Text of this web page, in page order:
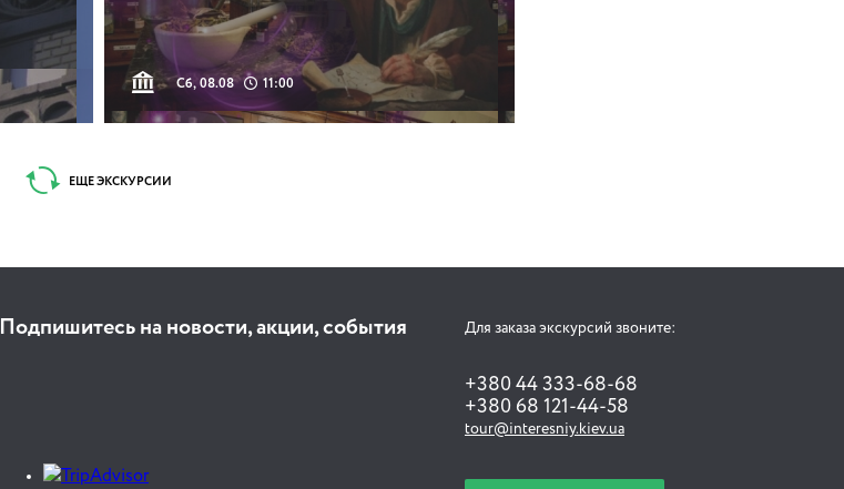
Сб, 08.08 11:00
ЕЩЕ ЭКСКУРСИИ
Подпишитесь на новости, акции, события Для заказа экскурсий звоните:
+380 44 333-68-68
+380 68 121-44-58
tour@interesniy.kiev.ua